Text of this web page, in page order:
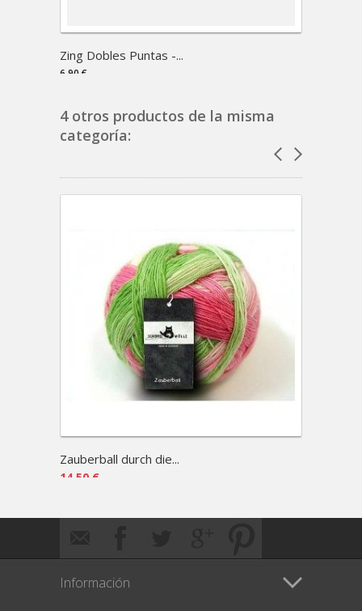
Zing Dobles Puntas -...
6,90 €
4 otros productos de la misma
categoría:
Zauberball durch die...
14,50 €
Información